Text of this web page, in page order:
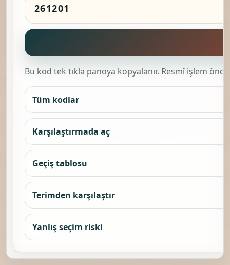
Bu kod tek tıkla panoya kopyalanır. Resmî işlem
Tüm kodlar
Karşılaştırmada aç
Geçiş tablosu
Terimden karşılaştır
Yanlış seçim riski